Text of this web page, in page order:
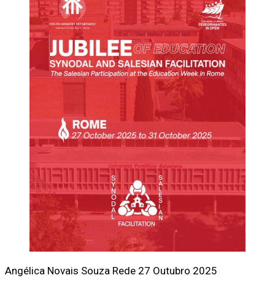
Angélica Novais Souza Rede 27 Outubro 2025